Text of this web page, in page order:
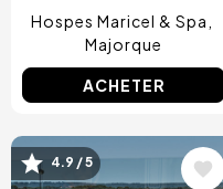
Hospes Maricel & Spa
Majorque
ACHETER
Image
4.9 / 5